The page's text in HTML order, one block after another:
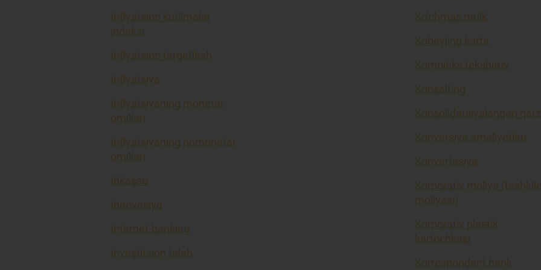
Inflyatsion kutilmalar
indeksi
Inflyatsion targetlash
Inflyatsiya
Inflyatsiyaning monetar
omillari
Inflyatsiyaning nomonetar
omillari
Inkasso
Innovasiya
Internet-banking
Investitsion talab
Ko’chmas mulk
Kobeyjing karta
Kompleks tekshiruv
Konsalting
Konsolidatsiyalangan qarz
Konversiya amaliyotlari
Konvertasiya
Korporativ moliya
moliyasi)
Korporativ plastik
kartochkasi
Korrespondent bank